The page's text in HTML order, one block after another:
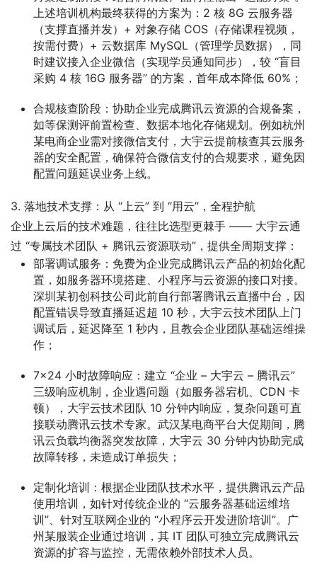
上述培训机构最终获得的方案为：2 核 8G 云服务器
（支撑直播并发）+ 对象存储 COS（存储课程视频，
按需付费）+ 云数据库 MySQL（管理学员数据），同
时建议接入企业微信（实现学员通知同步），较 “盲目
采购 4 核 16G 服务器” 的方案，首年成本降低 60%；
合规核查阶段 ：协助企业完成腾讯云资源的合规备案，
如等保测评前置检查、数据本地化存储规划。例如杭州
某电商企业需对接微信支付，大宇云提前核查其云服务
器的安全配置，确保符合微信支付的合规要求，避免因
配置问题延误业务上线。
3. 落地技术支撑：从 “上云” 到 “用云”，全程护航
企业上云后的技术难题，往往比选型更棘手 —— 大宇云通
过 “专属技术团队 + 腾讯云资源联动”，提供全周期支撑：
部署调试服务 ：免费为企业完成腾讯云产品的初始化配
置，如服务器环境搭建、小程序与云资源的接口对接。
深圳某初创科技公司此前自行部署腾讯云直播中台，因
配置错误导致直播延迟超 10 秒，大宇云技术团队上门
调试后，延迟降至 1 秒内，且教会企业团队基础运维操
作；
7×24 小时故障响应 ：建立 “企业 – 大宇云 – 腾讯云”
三级响应机制，企业遇问题（如服务器宕机、CDN 卡
顿），大宇云技术团队 10 分钟内响应，复杂问题可直
接联动腾讯云技术专家。武汉某电商平台大促期间，腾
讯云负载均衡器突发故障，大宇云 30 分钟内协助完成
故障转移，未造成订单损失；
定制化培训 ：根据企业团队技术水平，提供腾讯云产品
使用培训，如针对传统企业的 “云服务器基础运维培
训”、针对互联网企业的 “小程序云开发进阶培训”。广
州某服装企业通过培训，其 IT 团队可独立完成腾讯云
资源的扩容与监控，无需依赖外部技术人员。